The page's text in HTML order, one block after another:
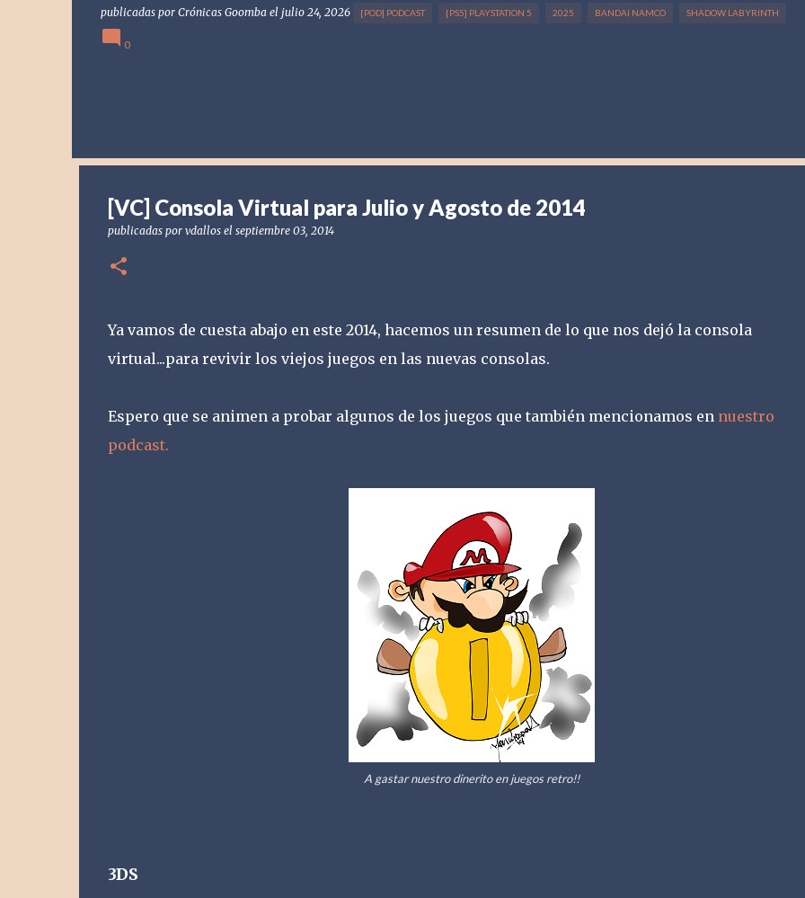
publicadas por Crónicas Goomba el julio 24, 2026 [POD] PODCAST [PS5] PLAYSTATION 5 2025 BANDAI NAMCO SHADOW LABYRINTH
0
[VC] Consola Virtual para Julio y Agosto de 2014
publicadas por vdallos el septiembre 03, 2014
Ya vamos de cuesta abajo en este 2014, hacemos un resumen de lo que nos dejó la consola
virtual...para revivir los viejos juegos en las nuevas consolas.
Espero que se animen a probar algunos de los juegos que también mencionamos en nuestro
podcast.
A gastar nuestro dinerito en juegos retro!!
3DS